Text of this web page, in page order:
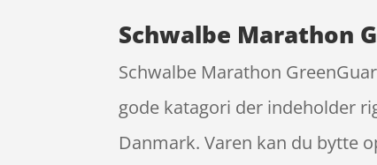
Schwalbe Marathon
Schwalbe Marathon
gode katagori der indeholder
Danmark. Varen kan du bytte